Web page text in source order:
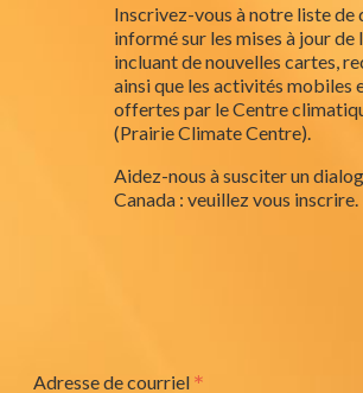
Inscrivez-vous à notre liste
informé sur les mises à jour de
incluant de nouvelles cartes,
ainsi que les activités mobiles
offertes par le Centre
(Prairie Climate Centre).
Aidez-nous à susciter un
Canada : veuillez vous inscrire.
Adresse de courriel *